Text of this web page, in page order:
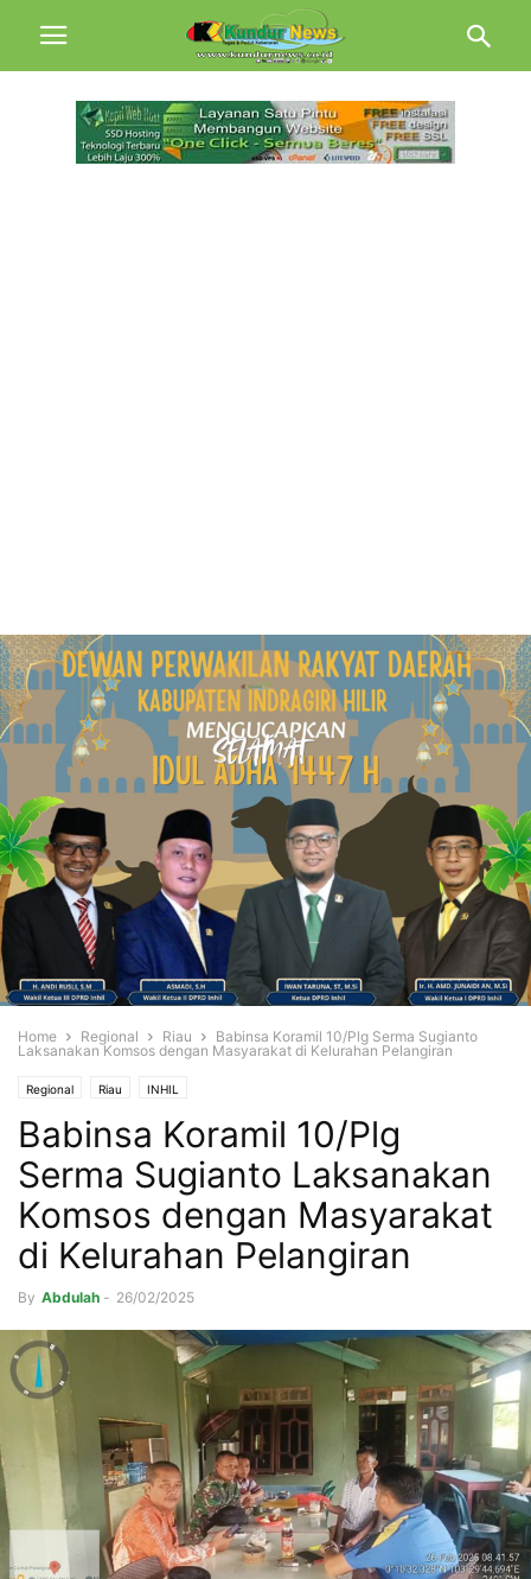
Home Regional Riau
Babinsa Koramil 10/Plg Serma Sugianto
Laksanakan Komsos dengan Masyarakat di Kelurahan Pelangiran
Regional Riau INHIL
Babinsa Koramil 10/Plg
Serma Sugianto Laksanakan
Komsos dengan Masyarakat
di Kelurahan Pelangiran
By Abdulah - 26/02/2025